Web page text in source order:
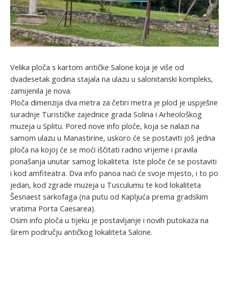
Velika ploča s kartom antičke Salone koja je više od
dvadesetak godina stajala na ulazu u salonitanski kompleks,
zamijenila je nova.
Ploča dimenzija dva metra za četiri metra je plod je uspješne
suradnje Turističke zajednice grada Solina i Arheološkog
muzeja u Splitu. Pored nove info ploče, koja se nalazi na
samom ulazu u Manastirine, uskoro će se postaviti još jedna
ploča na kojoj će se moći iščitati radno vrijeme i pravila
ponašanja unutar samog lokaliteta. Iste ploče će se postaviti
i kod amfiteatra. Dva info panoa naći će svoje mjesto, i to po
jedan, kod zgrade muzeja u Tusculumu te kod lokaliteta
Šesnaest sarkofaga (na putu od Kapljuća prema gradskim
vratima Porta Caesarea).
Osim info ploča u tijeku je postavljanje i novih putokaza na
širem području antičkog lokaliteta Salone.